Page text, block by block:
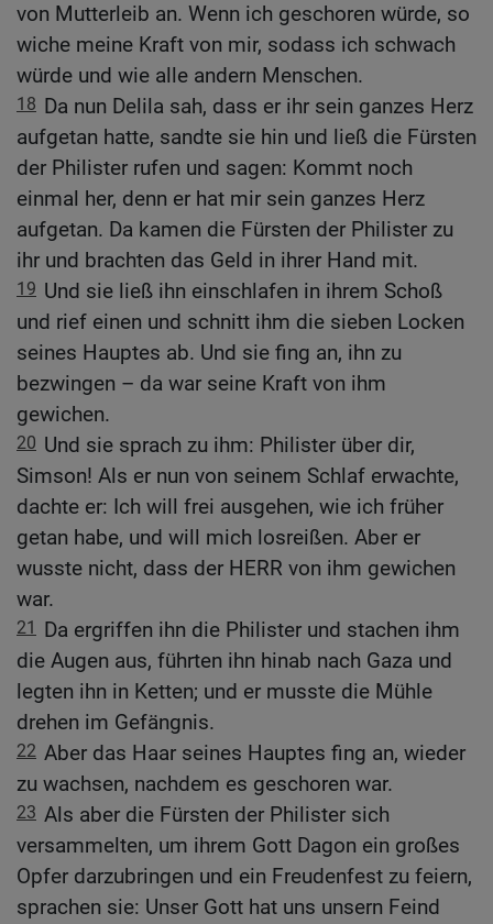
von Mutterleib an. Wenn ich geschoren würde, so
wiche meine Kraft von mir, sodass ich schwach
würde und wie alle andern Menschen.
18 Da nun Delila sah, dass er ihr sein ganzes Herz
aufgetan hatte, sandte sie hin und ließ die Fürsten
der Philister rufen und sagen: Kommt noch
einmal her, denn er hat mir sein ganzes Herz
aufgetan. Da kamen die Fürsten der Philister zu
ihr und brachten das Geld in ihrer Hand mit.
19 Und sie ließ ihn einschlafen in ihrem Schoß
und rief einen und schnitt ihm die sieben Locken
seines Hauptes ab. Und sie fing an, ihn zu
bezwingen – da war seine Kraft von ihm
gewichen.
20 Und sie sprach zu ihm: Philister über dir,
Simson! Als er nun von seinem Schlaf erwachte,
dachte er: Ich will frei ausgehen, wie ich früher
getan habe, und will mich losreißen. Aber er
wusste nicht, dass der HERR von ihm gewichen
war.
21
Da ergriffen ihn die Philister und stachen ihm
die Augen aus, führten ihn hinab nach Gaza und
legten ihn in Ketten; und er musste die Mühle
drehen im Gefängnis.
22 Aber das Haar seines Hauptes fing an, wieder
zu wachsen, nachdem es geschoren war.
23 Als aber die Fürsten der Philister sich
versammelten, um ihrem Gott Dagon ein großes
Opfer darzubringen und ein Freudenfest zu feiern,
sprachen sie: Unser Gott hat uns unsern Feind